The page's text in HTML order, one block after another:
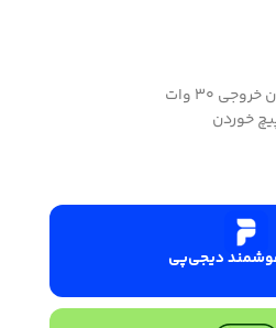
30 وات
خوردن
دیجی‌پی